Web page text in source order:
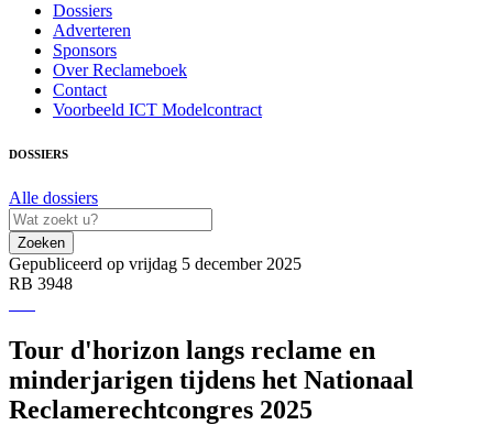
Dossiers
Adverteren
Sponsors
Over Reclameboek
Contact
Voorbeeld ICT Modelcontract
DOSSIERS
Alle dossiers
Zoeken
Gepubliceerd op vrijdag 5 december 2025
RB 3948
Tour d'horizon langs reclame en
minderjarigen tijdens het Nationaal
Reclamerechtcongres 2025